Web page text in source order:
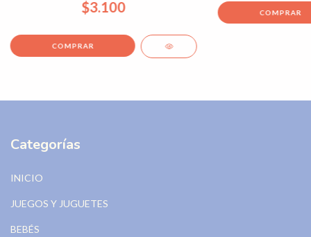
$3.100
Categorías
INICIO
JUEGOS Y JUGUETES
BEBÉS